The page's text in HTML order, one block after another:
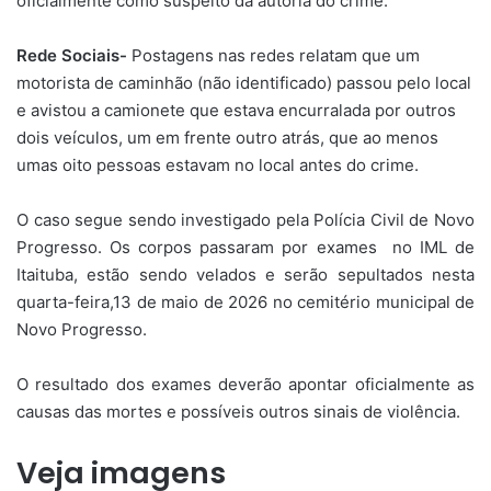
Rede Sociais- Postagens nas redes relatam que um
motorista de caminhão (não identificado) passou pelo local
e avistou a camionete que estava encurralada por outros
dois veículos, um em frente outro atrás, que ao menos
umas oito pessoas estavam no local antes do crime.
O caso segue sendo investigado pela Polícia Civil de Novo
Progresso. Os corpos passaram por exames no IML de
Itaituba, estão sendo velados e serão sepultados nesta
quarta-feira,13 de maio de 2026 no cemitério municipal de
Novo Progresso.
O resultado dos exames deverão apontar oficialmente as
causas das mortes e possíveis outros sinais de violência.
Veja imagens